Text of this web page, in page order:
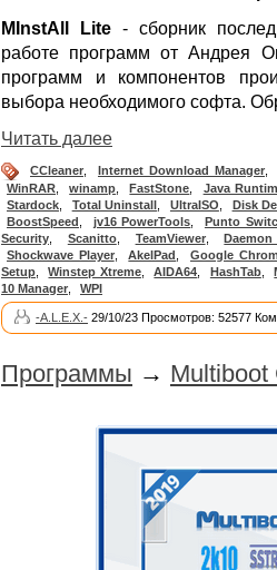
MInstAll Lite- сборник
работе программ от Андрея
программ и компонентов
выбора необходимого софта.
Читать далее
CCleaner Internet Download Manager
WinRAR
winamp FastStone
Java
Stardock
Total Uninstall UltraISO
Disk
BoostSpeed
jv16 PowerTools
Punto
Security
Scanitto, TeamViewer,
Shockwave Player, AkelPad
Google
Setup
Winstep Xtreme, AIDA64 HashTab,
10 Manager
WPI
-A.L.E.X.- 29/10/23 Просмотров: 52577
Программы → Multiboot